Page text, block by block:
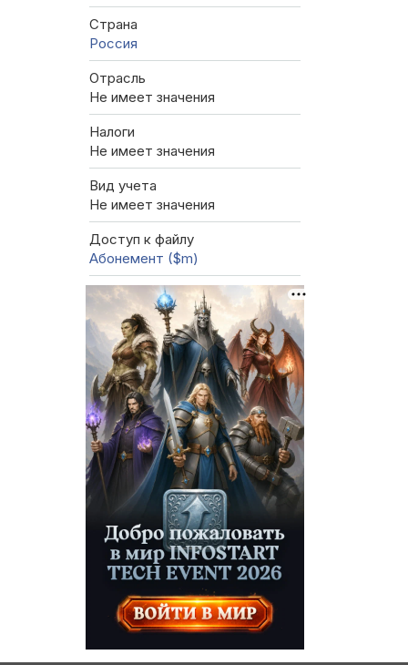
Страна
Россия
Отрасль
Не имеет значения
Налоги
Не имеет значения
Вид учета
Не имеет значения
Доступ к файлу
Абонемент ($m)